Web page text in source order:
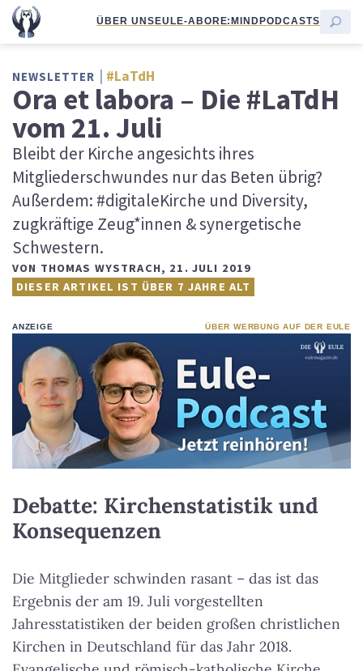
ÜBER UNSEULE-ABORE:MINDPODCASTS
NEWSLETTER #LaTdH
Ora et labora – Die #LaTdH
vom 21. Juli
Bleibt der Kirche angesichts ihres
Mitgliederschwundes nur das Beten übrig?
Außerdem: #digitaleKirche und Diversity,
zugkräftige Zeug*innen & synergetische
Schwestern.
VON THOMAS WYSTRACH, 21. JULI 2019
DIESER ARTIKEL IST ÜBER 7 JAHRE ALT
ANZEIGE ÜBER WERBUNG AUF DER EULE
Debatte: Kirchenstatistik und
Konsequenzen
Die Mitglieder schwinden rasant – das ist das
Ergebnis der am 19. Juli vorgestellten
Jahresstatistiken der beiden großen christlichen
Kirchen in Deutschland für das Jahr 2018.